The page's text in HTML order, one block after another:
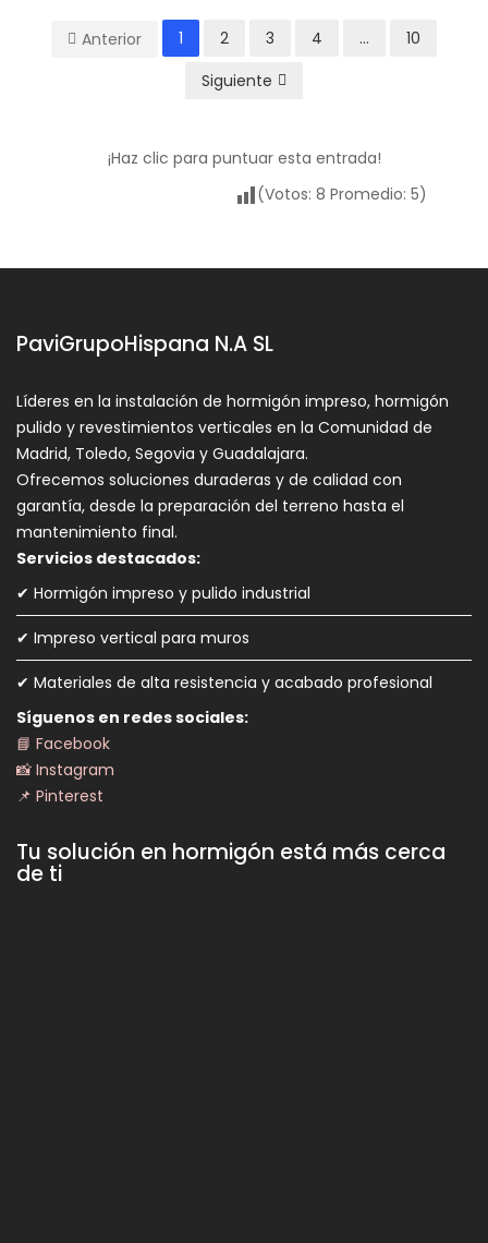
Anterior 1 2 3 4 …
10
Siguiente
¡Haz clic para puntuar esta entrada!
(Votos: 8 Promedio: 5)
PaviGrupoHispana N.A SL
Líderes en la instalación de hormigón impreso, hormigón
pulido y revestimientos verticales en la Comunidad de
Madrid, Toledo, Segovia y Guadalajara.
Ofrecemos soluciones duraderas y de calidad con
garantía, desde la preparación del terreno hasta el
mantenimiento final.
Servicios destacados:
✔ Hormigón impreso y pulido industrial
✔ Impreso vertical para muros
✔ Materiales de alta resistencia y acabado profesional
Síguenos en redes sociales:
📘 Facebook
📸 Instagram
📌 Pinterest
Tu solución en hormigón está más cerca
de ti